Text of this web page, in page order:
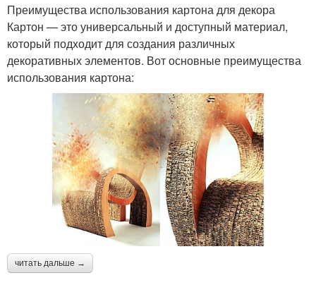
Преимущества использования картона для декора
Картон — это универсальный и доступный материал,
который подходит для создания различных
декоративных элементов. Вот основные преимущества
использования картона:
читать дальше →